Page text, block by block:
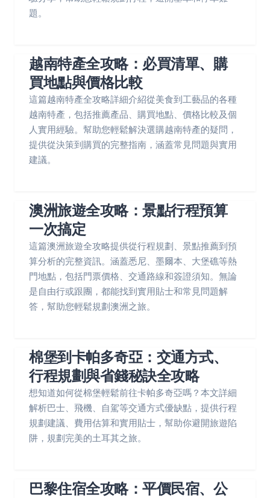
題。
越南特產全攻略：必買清單、購
買地點與價格比較
這篇越南特產全攻略詳細介紹從美食到工藝品的各種
越南特產，包括推薦產品、購買地點、價格比較及個
人實用經驗。幫助您輕鬆解決選購越南特產的疑問，
提供從決策到購買的完整指南，涵蓋常見問題與實用
建議。
澳洲旅遊全攻略：景點行程預算
一次搞定
這篇澳洲旅遊全攻略提供從行程規劃、景點推薦到預
算分析的完整資訊。涵蓋悉尼、墨爾本、大堡礁等熱
門地點，包括門票價格、交通路線和簽證須知。無論
是自由行或跟團，都能找到實用貼士和常見問題解
答，幫助您輕鬆規劃澳洲之旅。
棉堡到卡帕多奇亞：交通方式、
行程規劃與省錢秘訣全攻略
想知道如何從棉堡輕鬆前往卡帕多奇亞嗎？本文詳細
解析巴士、飛機、自駕等交通方式優缺點，提供行程
規劃建議、費用估算和實用貼士，幫助你避開旅遊陷
阱，規劃完美的土耳其之旅。
巴黎住宿全攻略：平價民宿、公